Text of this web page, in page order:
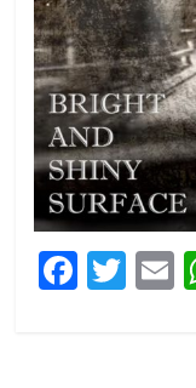
F T E